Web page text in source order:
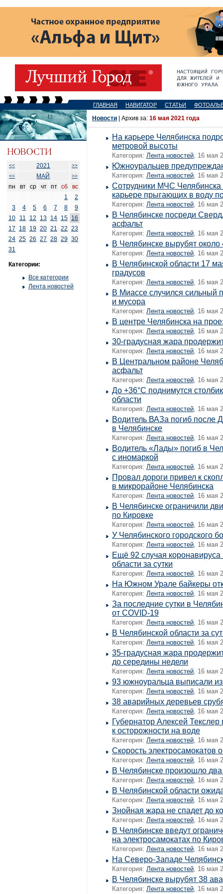
ГЛАВНАЯ НАВИГАТОР СТАТЬИ
<< 2021
>>
<<
МАЙ >>
пн вт ср чт пт сб
вс
1
2
3
4 5 6 7 8
9
10
11 12 13 14 15 16
17
18 19 20 21 22 23
24 25 26 27 28 29 30
31
Категории:
Все категории
Лента новостей
Новости | Архив за: 16 мая 2021 года
На карьере Челябинска
метровой высоты
Категория: Лента новостей, 16 мая
Южноуральцев
Категория: Лента новостей, 16 мая
Сотрудники МЧС
карьере прыгающих в воду
Категория: Лента новостей, 16 мая
В Челябинске посреди
асфальт
Категория: Лента новостей, 16 мая
В Челябинске вырубят
Категория: Лента новостей, 16 мая
В Челябинской области 17
градусов
Категория: Лента новостей, 16 мая
В Миассе случился сильный
и мусора
Категория: Лента новостей, 16 мая
В центре Челябинска на
Категория: Лента новостей, 16 мая
30-градусная жара
Категория: Лента новостей, 16 мая
В Центральном районе
асфальт
Категория: Лента новостей, 16 мая
До +36°C поднимутся
области
Категория: Лента новостей, 16 мая
Водитель ВАЗа погиб после
в Челябинске
Категория: Лента новостей, 16 мая
Водитель «Лады» погиб в
с иномаркой
Категория: Лента новостей, 16 мая
Провал дороги привел к
в микрорайоне Челябинска
Категория: Лента новостей, 16 мая
В Челябинске ограничили
по Кировке
Категория: Лента новостей, 16 мая
У Челябинского городского
Категория: Лента новостей, 16 мая
Ещё 92 случая
области за сутки
Категория: Лента новостей, 16 мая
На Южном Урале байкеры
Категория: Лента новостей, 16 мая
За последние сутки в
от COVID-19
Категория: Лента новостей, 16 мая
В Челябинской области за
Категория: Лента новостей, 16 мая
35-градусная жара
до середины недели
Категория: Лента новостей, 16 мая
93 южноуральца выписали
Категория: Лента новостей, 16 мая
38 аварийных деревьев
Категория: Лента новостей, 16 мая
Губернатор Алексей
к осторожности на воде
Категория: Лента новостей, 16 мая
Скорость электросамокатов
Категория: Лента новостей, 16 мая
В Челябинске произошло
Категория: Лента новостей, 16 мая
В Челябинской области
Категория: Лента новостей, 16 мая
Знойная жара не спадет до
Категория: Лента новостей, 16 мая
В Челябинске введут
на электросамокатах по
Категория: Лента новостей, 16 мая
На Северо-Западе
Категория: Лента новостей, 16 мая
В Челябинске вырубят 38
Категория: Лента новостей, 16 мая